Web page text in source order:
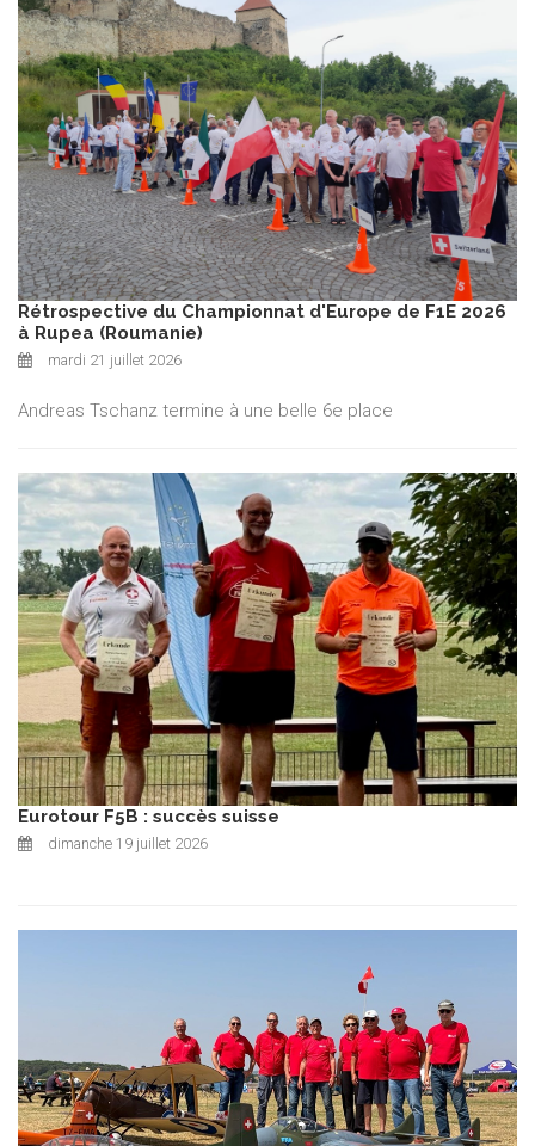
Rétrospective du Championnat d'Europe de F1E 2026
à Rupea (Roumanie)
mardi 21 juillet 2026
Andreas Tschanz termine à une belle 6e place
Eurotour F5B : succès suisse
dimanche 19 juillet 2026